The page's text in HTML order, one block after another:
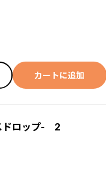
カートに追加
ドロップ- 2